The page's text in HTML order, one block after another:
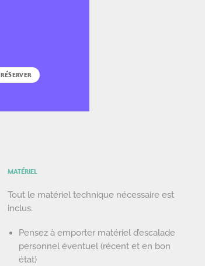
RÉSERVER
MATÉRIEL
Tout le matériel technique nécessaire est
inclus.
Pensez à emporter matériel d’escalade
personnel éventuel (récent et en bon
état)